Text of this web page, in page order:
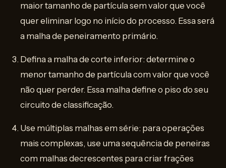
maior tamanho de partícula sem valor que você
quer eliminar logo no início do processo. Essa será
a malha de peneiramento primário.
Defina a malha de corte inferior: determine o
menor tamanho de partícula com valor que você
não quer perder. Essa malha define o piso do seu
circuito de classificação.
Use múltiplas malhas em série: para operações
mais complexas, use uma sequência de peneiras
com malhas decrescentes para criar frações